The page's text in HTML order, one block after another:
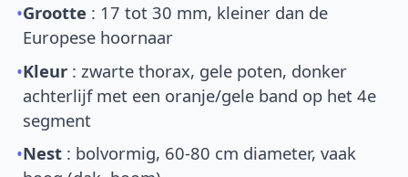
•Grootte : 17 tot 30 mm, kleiner dan de
Europese hoornaar
•Kleur : zwarte thorax, gele poten, donker
achterlijf met een oranje/gele band op het 4e
segment
•Nest : bolvormig, 60-80 cm diameter, vaak